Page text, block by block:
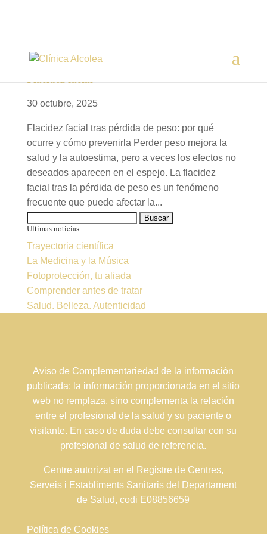
Flacidez facial
30 octubre, 2025
Flacidez facial tras pérdida de peso: por qué
ocurre y cómo prevenirla Perder peso mejora la
salud y la autoestima, pero a veces los efectos no
deseados aparecen en el espejo. La flacidez
facial tras la pérdida de peso es un fenómeno
frecuente que puede afectar la...
Últimas noticias
Trayectoria científica
La Medicina y la Música
Fotoprotección, tu aliada
Comprender antes de tratar
Salud. Belleza. Autenticidad
Aviso de Complementariedad de la información
publicada: la información proporcionada en el sitio
web no remplaza, sino complementa la relación
entre el profesional de la salud y su paciente o
visitante. En caso de duda debe consultar con su
profesional de salud de referencia.
Centre autorizat en el Registre de Centres,
Serveis i Establiments Sanitaris del Departament
de Salud, codi E08856659
Política de Cookies